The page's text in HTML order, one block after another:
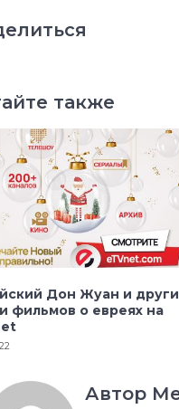
также
Дон Жуан и
фильмов о евреях на
Автор